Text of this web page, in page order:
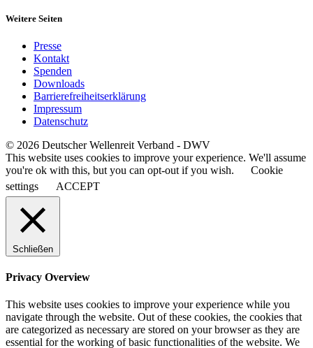
Weitere Seiten
Presse
Kontakt
Spenden
Downloads
Barrierefreiheitserklärung
Impressum
Datenschutz
© 2026 Deutscher Wellenreit Verband - DWV
This website uses cookies to improve your experience. We'll assume
you're ok with this, but you can opt-out if you wish.
Cookie
settings
ACCEPT
Schließen
Privacy Overview
This website uses cookies to improve your experience while you
navigate through the website. Out of these cookies, the cookies that
are categorized as necessary are stored on your browser as they are
essential for the working of basic functionalities of the website. We